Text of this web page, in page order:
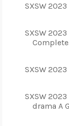
SXSW
SXSW
SXSW
SXSW
drama A